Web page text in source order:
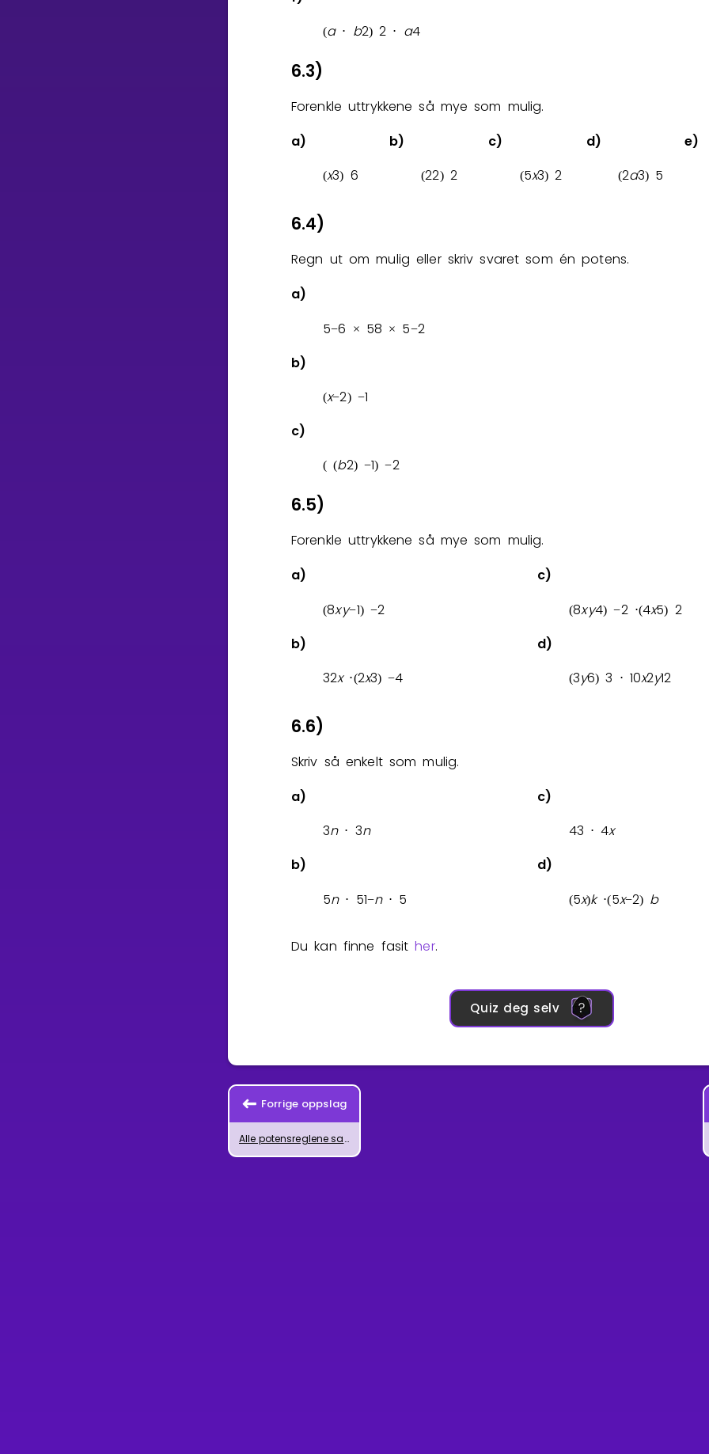
(a ⋅ b2) 2 ⋅ a4
6.3)
Forenkle uttrykkene så mye som mulig.
a)
(x3) 6
b)
(22) 2
c)
(5x3) 2
d)
(2a3) 5
e)
6.4)
Regn ut om mulig eller skriv svaret som én potens.
a)
5−6 × 58 × 5−2
b)
(x−2) −1
c)
( (b2) −1) −2
6.5)
Forenkle uttrykkene så mye som mulig.
a)
(8xy−1) −2
b)
32x ⋅(2x3) −4
c)
(8xy4) −2 ⋅(4x5) 2
d)
(3y6) 3 ⋅ 10x2y12
6.6)
Skriv så enkelt som mulig.
a)
3n ⋅ 3n
b)
5n ⋅ 51−n ⋅ 5
c)
43 ⋅ 4x
d)
(5x)k ⋅(5x−2) b
Du kan finne fasither.
Quiz deg selv
Forrige oppslag
Alle potensreglene samlet